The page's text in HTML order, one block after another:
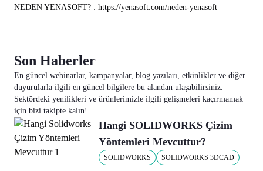
NEDEN YENASOFT? : https://yenasoft.com/neden-yenasoft
Son Haberler
En güncel webinarlar, kampanyalar, blog yazıları, etkinlikler ve diğer
duyurularla ilgili en güncel bilgilere bu alandan ulaşabilirsiniz.
Sektördeki yenilikleri ve ürünlerimizle ilgili gelişmeleri kaçırmamak
için bizi takipte kalın!
Hangi SOLIDWORKS Çizim
Yöntemleri Mevcuttur?
SOLIDWORKS SOLIDWORKS 3DCAD